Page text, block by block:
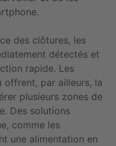
des clôtures, les
détectés et
rapide. Les
offrent, par ailleurs, la
plusieurs zones de
Des solutions
comme les
une alimentation en